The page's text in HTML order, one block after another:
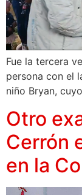
Fue la tercera
persona con el
niño Bryan,
Otro
Cerrón
en la